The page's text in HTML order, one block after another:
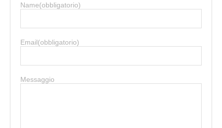
Name(obbligatorio)
Email(obbligatorio)
Messaggio